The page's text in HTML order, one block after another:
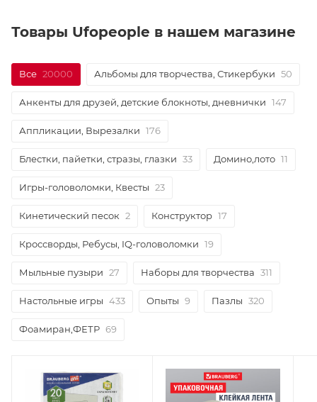
Товары Ufopeople в нашем магазине
Все 20000 Альбомы для творчества, Стикербуки 50
Анкенты для друзей, детские блокноты, дневнички 147
Аппликации, Вырезалки 176
Блестки, пайетки, стразы, глазки 33 Домино,лото 11
Игры-головоломки, Квесты 23
Кинетический песок 2 Конструктор 17
Кроссворды, Ребусы, IQ-головоломки 19
Мыльные пузыри 27 Наборы для творчества 311
Настольные игры 433 Опыты 9 Пазлы 320
Фоамиран,ФЕТР 69